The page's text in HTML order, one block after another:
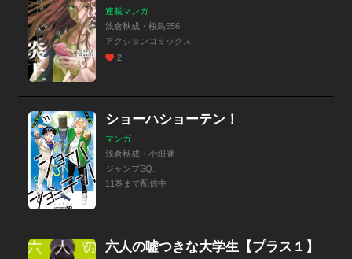
連載マンガ
浅倉秋成・桜鳥556
アクションコミックス
2
ショーハショーテン！
マンガ
浅倉秋成・小畑健
ジャンプSQ.
11巻まで配信中
六人の嘘つきな大学生【プラス１】